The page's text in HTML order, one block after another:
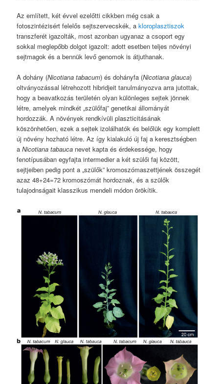
Az említett, két évvel ezelőtti cikkben még csak a
fotoszintézisért felelős sejtszervecskék, akloroplasztiszok
transzferét igazolták, most azonban ugyanaz a csoport egy
sokkal meglepőbb dolgot igazolt: adott esetben teljes növényi
sejtmagok és a bennük levő genomok is átjuthanak.
A dohány (Nicotiana tabacum) és dohányfa (Nicotiana glauca)
oltványozással létrehozott hibridjeit tanulmányozva arra jutottak,
hogy a beavatkozás területén olyan különleges sejtek jönnek
létre, amelyek mindkét „szülőfaj” genetikai állományát
hordozzák. A növények rendkívüli plaszticitásának
köszönhetően, ezek a sejtek izolálhatók és belőlük egy komplett
új növény hozható létre. Az így kialakuló új faj a keresztségben
aNicotiana tabauca nevet kapta és érdekessége, hogy
fenotípusában egyfajta intermedier a két szülői faj között,
sejtjeiben pedig pont a „szülők” kromoszómaszettjének összegét
azaz 48+24=72 kromoszómát hordoznak, és a szülők
tulajodnságait klasszikus mendeli módon örökítik.